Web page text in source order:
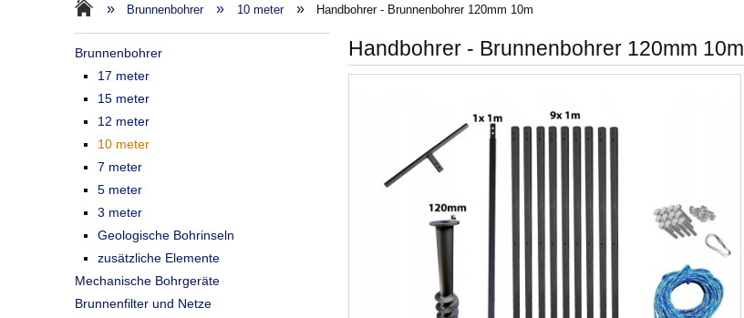
» Brunnenbohrer » 10 meter » Handbohrer - Brunnenbohrer 120mm 10m
Brunnenbohrer
17 meter
15 meter
12 meter
10 meter
7 meter
5 meter
3 meter
Geologische Bohrinseln
zusätzliche Elemente
Mechanische Bohrgeräte
Brunnenfilter und Netze
Handbohrer - Brunnenbohrer 120mm 10m